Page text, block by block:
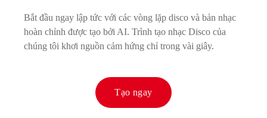
Bắt đầu ngay lập tức với các vòng lặp disco và bản nhạc
hoàn chỉnh được tạo bởi AI. Trình tạo nhạc Disco của
chúng tôi khơi nguồn cảm hứng chỉ trong vài giây.
Tạo ngay